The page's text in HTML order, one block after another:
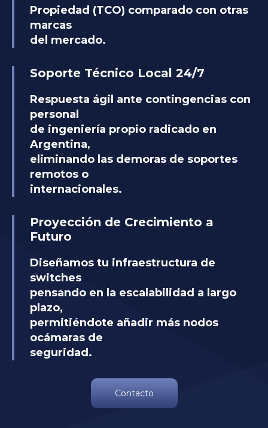
Propiedad (TCO) comparado con otras
marcas
del mercado.
Soporte Técnico Local 24/7
Respuesta ágil ante contingencias con
personal
de ingeniería propio radicado en
Argentina,
eliminando las demoras de soportes
remotos o
internacionales.
Proyección de Crecimiento a
Futuro
Diseñamos tu infraestructura de
switches
pensando en la escalabilidad a largo
plazo,
permitiéndote añadir más nodos
ocámaras de
seguridad.
Contacto